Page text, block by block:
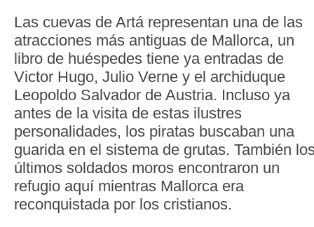
Las cuevas de Artá representan una de las
atracciones más antiguas de Mallorca, un
libro de huéspedes tiene ya entradas de
Victor Hugo, Julio Verne y el archiduque
Leopoldo Salvador de Austria. Incluso ya
antes de la visita de estas ilustres
personalidades, los piratas buscaban una
guarida en el sistema de grutas. También
últimos soldados moros encontraron un
refugio aquí mientras Mallorca era
reconquistada por los cristianos.